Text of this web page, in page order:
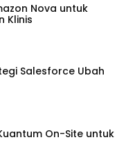
Nova untuk
Klinis
Salesforce Ubah
On-Site untuk